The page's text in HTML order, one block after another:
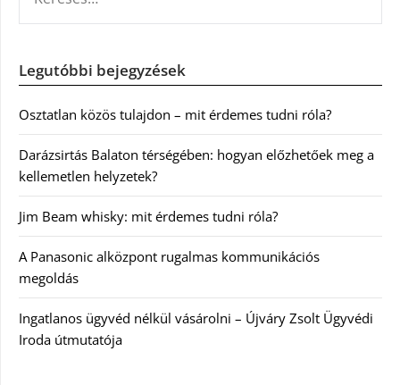
Legutóbbi bejegyzések
Osztatlan közös tulajdon – mit érdemes tudni róla?
Darázsirtás Balaton térségében: hogyan előzhetőek meg a
kellemetlen helyzetek?
Jim Beam whisky: mit érdemes tudni róla?
A Panasonic alközpont rugalmas kommunikációs
megoldás
Ingatlanos ügyvéd nélkül vásárolni – Újváry Zsolt Ügyvédi
Iroda útmutatója